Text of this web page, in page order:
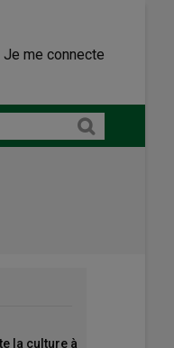
Je me connecte
la culture à